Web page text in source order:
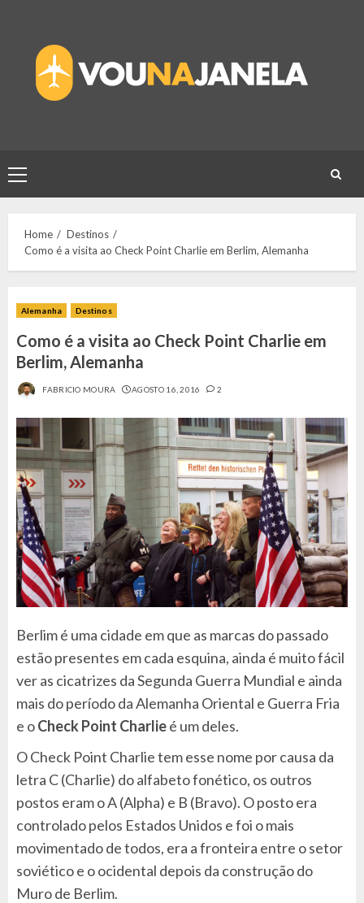
content
Primary
Menu
Home
Destinos
Como é a visita ao Check Point Charlie em Berlim, Alemanha
Alemanha Destinos
Como é a visita ao Check Point Charlie em
Berlim, Alemanha
FABRICIO MOURA AGOSTO 16, 2016 2
Berlim é uma cidade em que as marcas do passado
estão presentes em cada esquina, ainda é muito fácil
ver as cicatrizes da Segunda Guerra Mundial e ainda
mais do período da Alemanha Oriental e Guerra Fria
e oCheck Point Charlieé um deles.
O Check Point Charlie tem esse nome por causa da
letra C (Charlie) do alfabeto fonético, os outros
postos eram o A (Alpha) e B (Bravo). O posto era
controlado pelos Estados Unidos e foi o mais
movimentado de todos, era a fronteira entre o setor
soviético e o ocidental depois da construção do
Muro de Berlim.